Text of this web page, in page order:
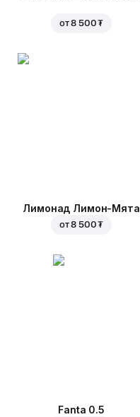
от8 500 ₮
Лимонад Лимон-Мята
от8 500 ₮
Fanta 0.5